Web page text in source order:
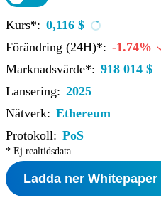
Kurs*: 0,116 $
Förändring (24H)*: -1.74%
Marknadsvärde*: 918 014 $
Lansering: 2025
Nätverk: Ethereum
Protokoll: PoS
* Ej realtidsdata.
Ladda ner Whitepaper